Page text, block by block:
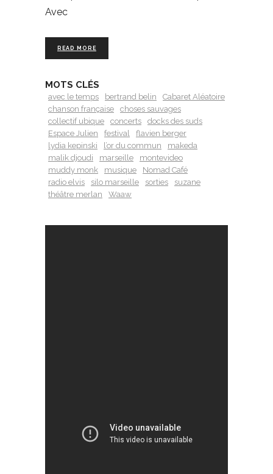
Avec
READ MORE
MOTS CLÉS
avec le temps bertrand belin
Cabaret Aléatoire
chanson française
choses sauvages
collectif ubique
concerts
docks des suds
Espace Julien
festival
flavien berger
lydia kepinski
l’or du commun
makeda
malik djoudi
marseille
montevideo
muddy monk
musique
Nomad Café
radio elvis
silo marseille sorties
suzane
théâtre merlan
Waaw